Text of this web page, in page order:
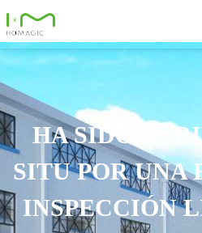
HA SIDO
POR UNA